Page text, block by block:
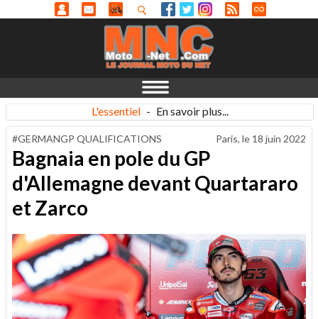
L'essentiel - En savoir plus...
#GERMANGP QUALIFICATIONS Paris, le 18 juin 2022
Bagnaia en pole du GP
d'Allemagne devant Quartararo
et Zarco